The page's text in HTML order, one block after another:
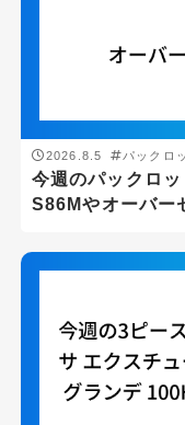
2026.8.5 パックロ
今週のパックロ
S86Mやオーバー